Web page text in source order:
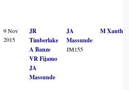
9 Nov
2015
JR
Timberlake
A Banze
VR Fijamo
JA
Massunde
JA
Massunde
JM155
M Xanthos